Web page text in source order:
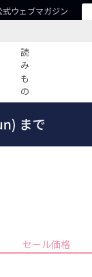
式ウェブマガジン
読
み
も
の
プライバシーポリシー
セール価格